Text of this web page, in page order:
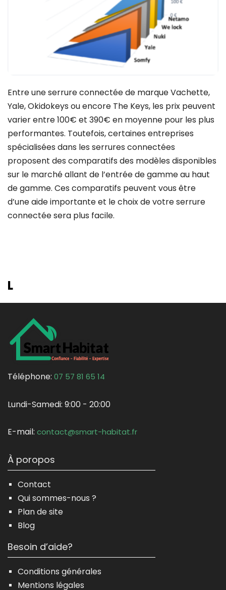
Entre une serrure connectée de marque Vachette,
Yale, Okidokeys ou encore The Keys, les prix peuvent
varier entre 100€ et 390€ en moyenne pour les plus
performantes. Toutefois, certaines entreprises
spécialisées dans les serrures connectées
proposent des comparatifs des modèles disponibles
sur le marché allant de l’entrée de gamme au haut
de gamme. Ces comparatifs peuvent vous être
d’une aide importante et le choix de votre serrure
connectée sera plus facile.
L
Téléphone: 07 57 81 65 14
Lundi-Samedi: 9:00 - 20:00
E-mail: contact@smart-habitat.fr
À poropos
Contact
Qui sommes-nous ?
Plan de site
Blog
Besoin d’aide?
Conditions générales
Mentions légales